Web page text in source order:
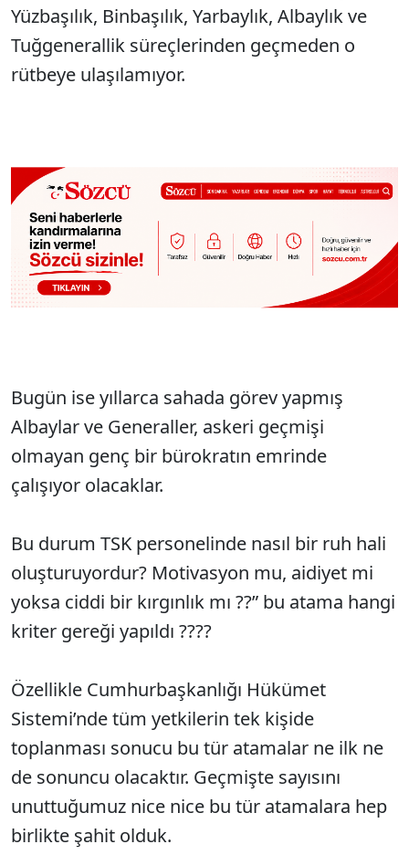
Yüzbaşılık, Binbaşılık, Yarbaylık, Albaylık ve
Tuğgenerallik süreçlerinden geçmeden o
rütbeye ulaşılamıyor.
Bugün ise yıllarca sahada görev yapmış
Albaylar ve Generaller, askeri geçmişi
olmayan genç bir bürokratın emrinde
çalışıyor olacaklar.
Bu durum TSK personelinde nasıl bir ruh hali
oluşturuyordur? Motivasyon mu, aidiyet mi
yoksa ciddi bir kırgınlık mı ??” bu atama hangi
kriter gereği yapıldı ????
Özellikle Cumhurbaşkanlığı Hükümet
Sistemi’nde tüm yetkilerin tek kişide
toplanması sonucu bu tür atamalar ne ilk ne
de sonuncu olacaktır. Geçmişte sayısını
unuttuğumuz nice nice bu tür atamalara hep
birlikte şahit olduk.